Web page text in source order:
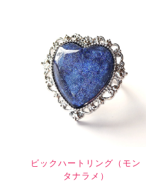
ビックハートリング（モン
タナラメ）